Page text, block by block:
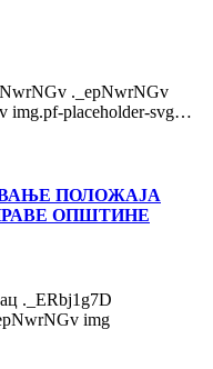
._epNwrNGv
img.pf-placeholder-svg…
ПОЛОЖАЈА
ОПШТИНЕ
._ERbj1g7D
img